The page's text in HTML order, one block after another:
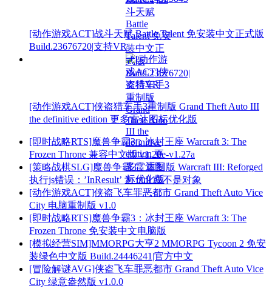
[动作游戏ACT]战斗天赋 Battle Talent 免安装中文正式版
Build.23676720|支持VR
[动作游戏ACT]侠盗猎车手3重制版 Grand Theft Auto III
the definitive edition 更多雷达图标优化版
[即时战略RTS]魔兽争霸3：冰封王座 Warcraft 3: The
Frozen Throne 兼容中文版 v1.20e-v1.27a
[策略战棋SLG]魔兽争霸3：重制版 Warcraft III: Reforged
执行js错误：’InResult’ 为 null 或不是对象
[动作游戏ACT]侠盗飞车罪恶都市 Grand Theft Auto Vice
City 电脑重制版 v1.0
[即时战略RTS]魔兽争霸3：冰封王座 Warcraft 3: The
Frozen Throne 免安装中文电脑版
[模拟经营SIM]MMORPG大亨2 MMORPG Tycoon 2 免安
装绿色中文版 Build.24446241|官方中文
[冒险解谜AVG]侠盗飞车罪恶都市 Grand Theft Auto Vice
City 绿意盎然版 v1.0.0